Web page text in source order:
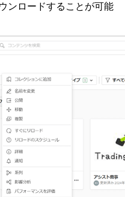
ンロードすることが可能